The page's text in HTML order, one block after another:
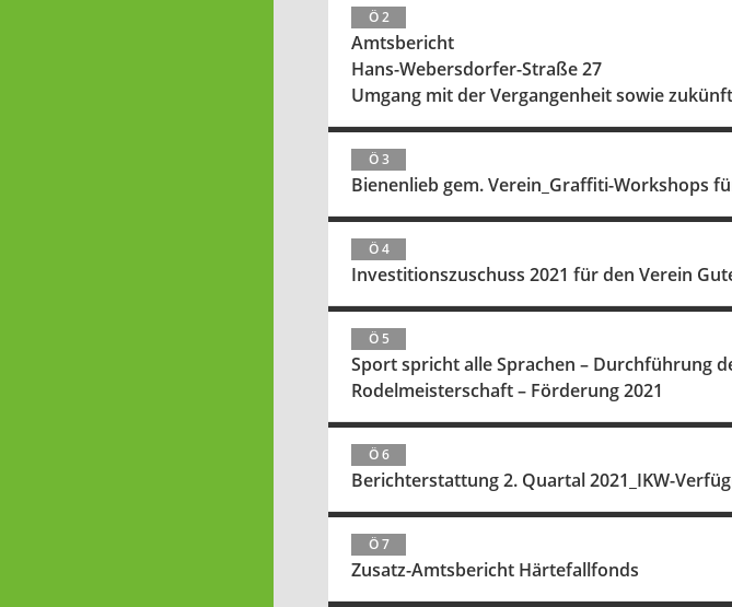
Ö 2
Amtsbericht
Hans-Webersdorfer-Straße 27
Umgang mit der Vergangenheit sowie
Ö 3
Bienenlieb gem. Verein_Graffiti-Workshops
Ö 4
Investitionszuschuss 2021 für den Verein
Ö 5
Sport spricht alle Sprachen – Durchführung
Rodelmeisterschaft – Förderung 2021
Ö 6
Berichterstattung 2. Quartal 2021_IKW-
Ö 7
Zusatz-Amtsbericht Härtefallfonds